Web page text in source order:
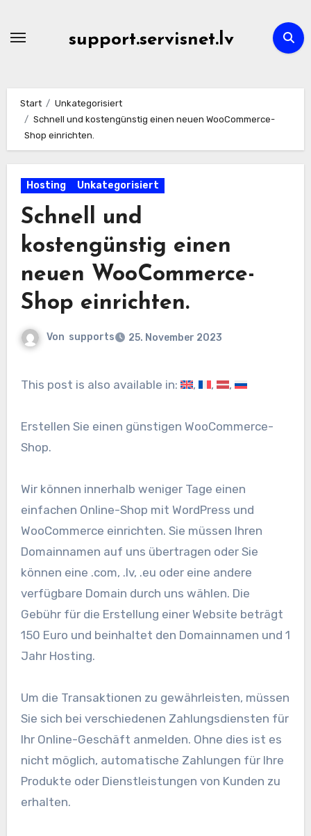
support.servisnet.lv
Start
Unkategorisiert
Schnell und kostengünstig einen neuen WooCommerce-
Shop einrichten.
Hosting Unkategorisiert
Schnell und
kostengünstig einen
neuen WooCommerce-
Shop einrichten.
Von supports 25. November 2023
This post is also available in:
Erstellen Sie einen günstigen WooCommerce-
Shop.
Wir können innerhalb weniger Tage einen
einfachen Online-Shop mit WordPress und
WooCommerce einrichten. Sie müssen Ihren
Domainnamen auf uns übertragen oder Sie
können eine .com, .lv, .eu oder eine andere
verfügbare Domain durch uns wählen. Die
Gebühr für die Erstellung einer Website beträgt
150 Euro und beinhaltet den Domainnamen und 1
Jahr Hosting.
Um die Transaktionen zu gewährleisten, müssen
Sie sich bei verschiedenen Zahlungsdiensten für
Ihr Online-Geschäft anmelden. Ohne dies ist es
nicht möglich, automatische Zahlungen für Ihre
Produkte oder Dienstleistungen von Kunden zu
erhalten.